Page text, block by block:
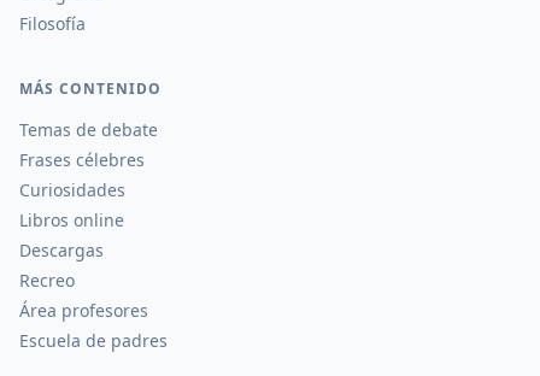
Filosofía
MÁS CONTENIDO
Temas de debate
Frases célebres
Curiosidades
Libros online
Descargas
Recreo
Área profesores
Escuela de padres